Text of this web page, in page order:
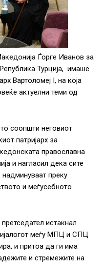
Ѓорге Иванов за
Турција, имаше
Вартоломеј I, на која
актуелни теми од
соопшти неговиот
патријарх за
православна
и нагласил дека сите
преку
и меѓусебното
истакнал
меѓу МПЦ и СПЦ
и притоа да ги има
и стремежите на